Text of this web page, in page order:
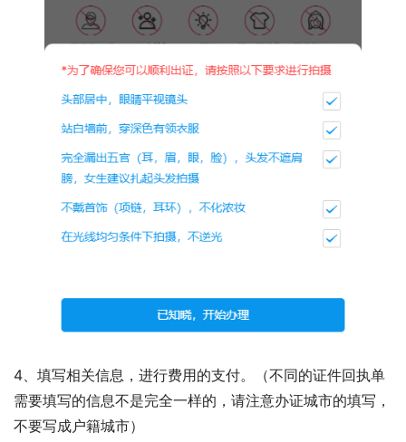
4、填写相关信息，进行费用的支付。（不同的证件回执单
需要填写的信息不是完全一样的，请注意办证城市的填写，
不要写成户籍城市）